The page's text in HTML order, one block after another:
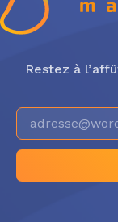
Restez à